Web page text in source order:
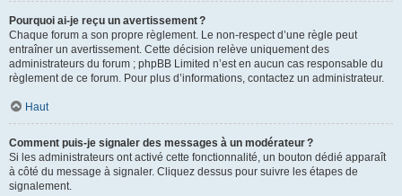
Pourquoi ai-je reçu un avertissement ?
Chaque forum a son propre règlement. Le non-respect d’une règle peut
entraîner un avertissement. Cette décision relève uniquement des
administrateurs du forum ; phpBB Limited n’est en aucun cas responsable du
règlement de ce forum. Pour plus d’informations, contactez un administrateur.
Haut
Comment puis-je signaler des messages à un modérateur ?
Si les administrateurs ont activé cette fonctionnalité, un bouton dédié apparaît
à côté du message à signaler. Cliquez dessus pour suivre les étapes de
signalement.